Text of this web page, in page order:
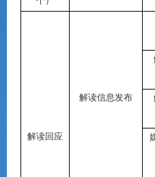
解读回应
解读信息发布